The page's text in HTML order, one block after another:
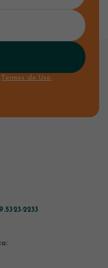
Termos de Uso.
2233